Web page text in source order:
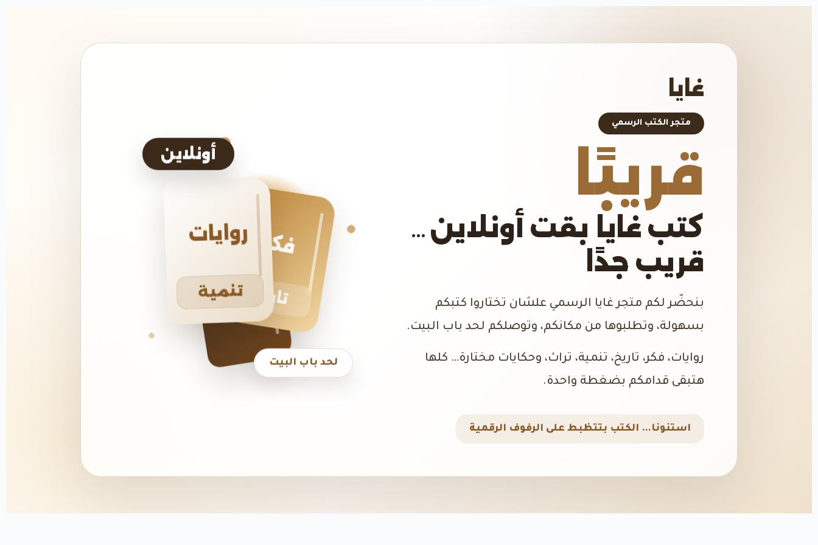
غايا
متجر الكتب الرسمي
قريبًا
كتب غايا بقت أونلاين…
قريب جدًا
بنحضّر لكم متجر غايا الرسمي علشان تختاروا كتبكم
بسهولة، وتطلبوها من مكانكم، وتوصلكم لحد باب البيت.
روايات، فكر، تاريخ، تنمية، تراث، وحكايات مختارة… كلها
هتبقى قدامكم بضغطة واحدة.
استنونا… الكتب بتتظبط على الرفوف الرقمية
أونلاين
لحد باب البيت
فكر
تاريخ
روايات
تنمية